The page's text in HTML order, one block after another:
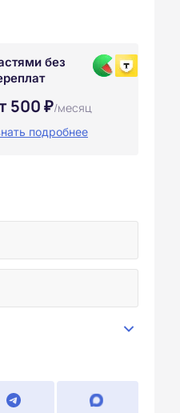
без
500 ₽/месяц
подробнее